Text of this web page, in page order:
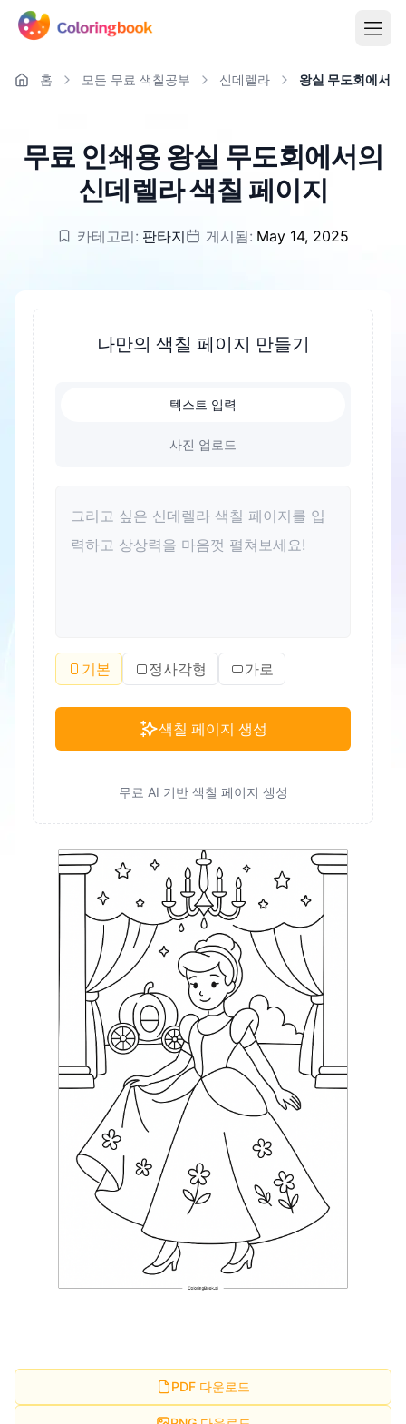
홈 모든 무료 색칠공부 신데렐라 왕실 무도회에서
무료 인쇄용 왕실 무도회에서의
신데렐라 색칠 페이지
카테고리: 판타지 게시됨: May 14, 2025
나만의 색칠 페이지 만들기
텍스트 입력
사진 업로드
기본 정사각형 가로
색칠 페이지 생성
무료 AI 기반 색칠 페이지 생성
PDF 다운로드